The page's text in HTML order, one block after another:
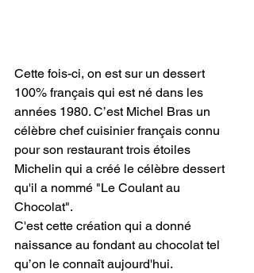
Cette fois-ci, on est sur un dessert
100% français qui est né dans les
années 1980. C’est Michel Bras un
célèbre chef cuisinier français connu
pour son restaurant trois étoiles
Michelin qui a créé le célèbre dessert
qu'il a nommé "Le Coulant au
Chocolat".
C'est cette création qui a donné
naissance au fondant au chocolat tel
qu’on le connaît aujourd'hui.